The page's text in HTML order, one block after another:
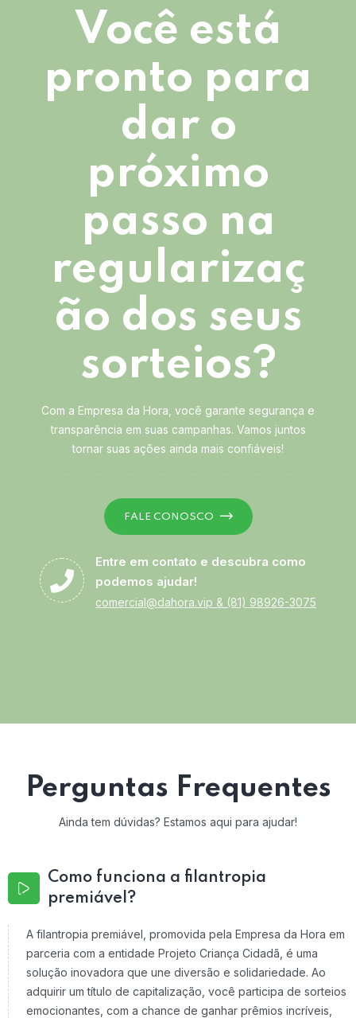
Você está
pronto para
dar o
próximo
passo na
regularizaç
ão dos seus
sorteios?
Com a Empresa da Hora, você garante segurança e
transparência em suas campanhas. Vamos juntos
tornar suas ações ainda mais confiáveis!
FALE CONOSCO
Entre em contato e descubra como
podemos ajudar!
comercial@dahora.vip & (81) 98926-3075
Perguntas Frequentes
Ainda tem dúvidas? Estamos aqui para ajudar!
Como funciona a filantropia
premiável?
A filantropia premiável, promovida pela Empresa da Hora em
parceria com a entidade Projeto Criança Cidadã, é uma
solução inovadora que une diversão e solidariedade. Ao
adquirir um título de capitalização, você participa de sorteios
emocionantes, com a chance de ganhar prêmios incríveis,